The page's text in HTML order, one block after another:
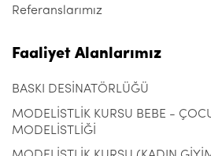
Referanslarımız
Faaliyet Alanlarımız
BASKI DESİNATÖRLÜĞÜ
MODELİSTLİK KURSU BEBE -
MODELİSTLİĞİ